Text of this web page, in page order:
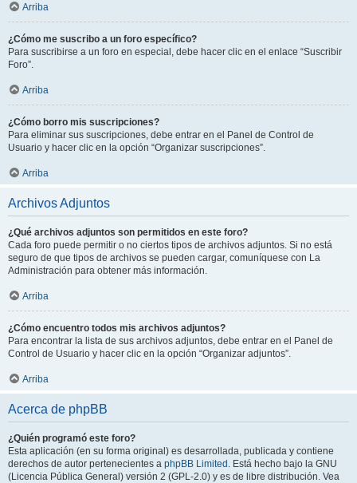
Arriba
¿Cómo me suscribo a un foro específico?
Para suscribirse a un foro en especial, debe hacer clic en el enlace “Suscribir
Foro”.
Arriba
¿Cómo borro mis suscripciones?
Para eliminar sus suscripciones, debe entrar en el Panel de Control de
Usuario y hacer clic en la opción “Organizar suscripciones”.
Arriba
Archivos Adjuntos
¿Qué archivos adjuntos son permitidos en este foro?
Cada foro puede permitir o no ciertos tipos de archivos adjuntos. Si no está
seguro de que tipos de archivos se pueden cargar, comuníquese con La
Administración para obtener más información.
Arriba
¿Cómo encuentro todos mis archivos adjuntos?
Para encontrar la lista de sus archivos adjuntos, debe entrar en el Panel de
Control de Usuario y hacer clic en la opción “Organizar adjuntos”.
Arriba
Acerca de phpBB
¿Quién programó este foro?
Esta aplicación (en su forma original) es desarrollada, publicada y contiene
derechos de autor pertenecientes a phpBB Limited . Está hecho bajo la GNU
(Licencia Pública General) versión 2 (GPL-2.0) y es de libre distribución. Vea